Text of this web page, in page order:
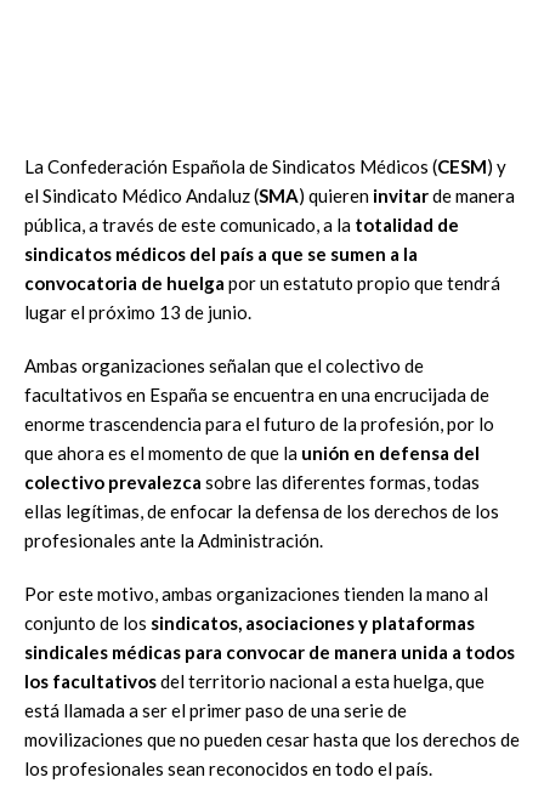
La Confederación Española de Sindicatos Médicos (CESM) y
el Sindicato Médico Andaluz (SMA) quieren invitarde manera
pública, a través de este comunicado, a la totalidad de
sindicatos médicos del país a que se sumen a la
convocatoria de huelga por un estatuto propio que tendrá
lugar el próximo 13 de junio.
Ambas organizaciones señalan que el colectivo de
facultativos en España se encuentra en una encrucijada de
enorme trascendencia para el futuro de la profesión, por lo
que ahora es el momento de que la unión en defensa del
colectivo prevalezca sobre las diferentes formas, todas
ellas legítimas, de enfocar la defensa de los derechos de los
profesionales ante la Administración.
Por este motivo, ambas organizaciones tienden la mano al
conjunto de los sindicatos, asociaciones y plataformas
sindicales médicas para convocar de manera unida a todos
los facultativosdel territorio nacional a esta huelga, que
está llamada a ser el primer paso de una serie de
movilizaciones que no pueden cesar hasta que los derechos de
los profesionales sean reconocidos en todo el país.